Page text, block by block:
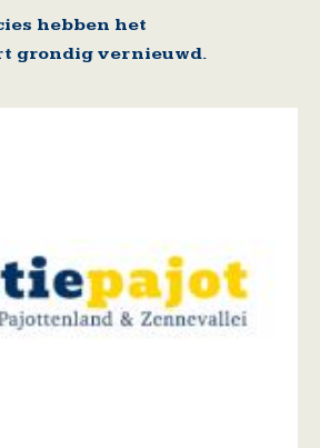
hebben het
grondig vernieuwd.